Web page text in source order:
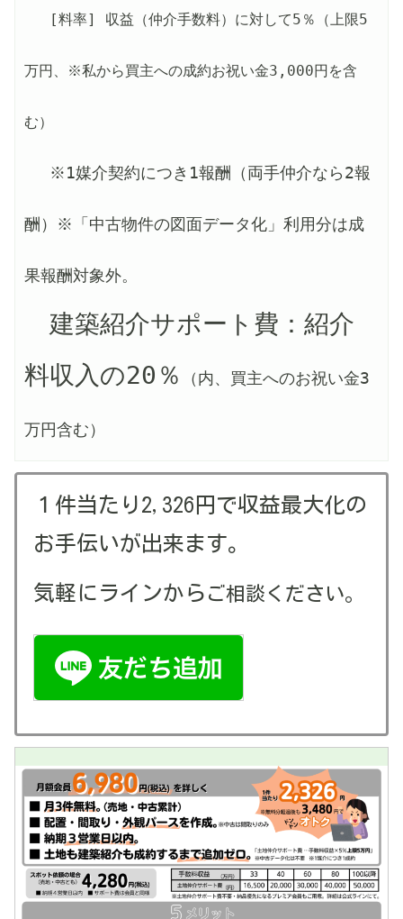
[料率] 収益（仲介手数料）に対して5％（上限5
万円、※私から買主への成約お祝い金3,000円を含
む）
※1媒介契約につき1報酬（両手仲介なら2報
酬）※「中古物件の図面データ化」利用分は成
果報酬対象外。
建築紹介サポート費：紹介
料収入の20％
（内、買主へのお祝い金3
万円含む）
１件当たり2,326円で収益最大化の
お手伝いが出来ます。
気軽にラインから ご相談ください。